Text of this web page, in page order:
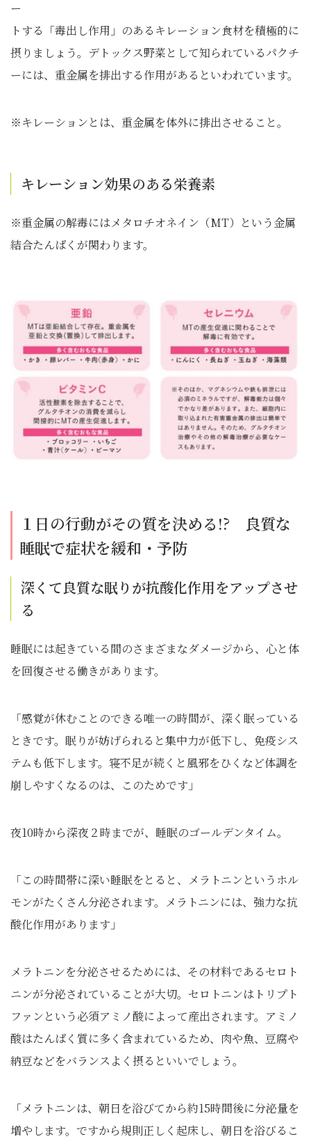
ー
トする「毒出し作用」のあるキレーション食材を積極的に
摂りましょう。デトックス野菜として知られているパクチ
ーには、重金属を排出する作用があるといわれています。
※キレーションとは、重金属を体外に排出させること。
キレーション効果のある栄養素
※重金属の解毒にはメタロチオネイン（MT）という金属
結合たんぱくが関わります。
１日の行動がその質を決める!? 良質な
睡眠で症状を緩和・予防
深くて良質な眠りが抗酸化作用をアップさせ
る
睡眠には起きている間のさまざまなダメージから、心と体
を回復させる働きがあります。
「感覚が休むことのできる唯一の時間が、深く眠っている
ときです。眠りが妨げられると集中力が低下し、免疫シス
テムも低下します。寝不足が続くと風邪をひくなど体調を
崩しやすくなるのは、このためです」
夜10時から深夜２時までが、睡眠のゴールデンタイム。
「この時間帯に深い睡眠をとると、メラトニンというホル
モンがたくさん分泌されます。メラトニンには、強力な抗
酸化作用があります」
メラトニンを分泌させるためには、その材料であるセロト
ニンが分泌されていることが大切。セロトニンはトリプト
ファンという必須アミノ酸によって産出されます。アミノ
酸はたんぱく質に多く含まれているため、肉や魚、豆腐や
納豆などをバランスよく摂るといいでしょう。
「メラトニンは、朝日を浴びてから約15時間後に分泌量を
増やします。ですから規則正しく起床し、朝日を浴びるこ